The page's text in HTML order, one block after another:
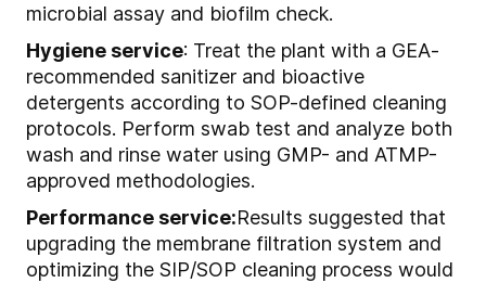
microbial assay and biofilm check.
Hygiene service: Treat the plant with a GEA-
recommended sanitizer and bioactive
detergents according to SOP-defined cleaning
protocols. Perform swab test and analyze both
wash and rinse water using GMP- and ATMP-
approved methodologies.
Performance service:Results suggested that
upgrading the membrane filtration system and
optimizing the SIP/SOP cleaning process would